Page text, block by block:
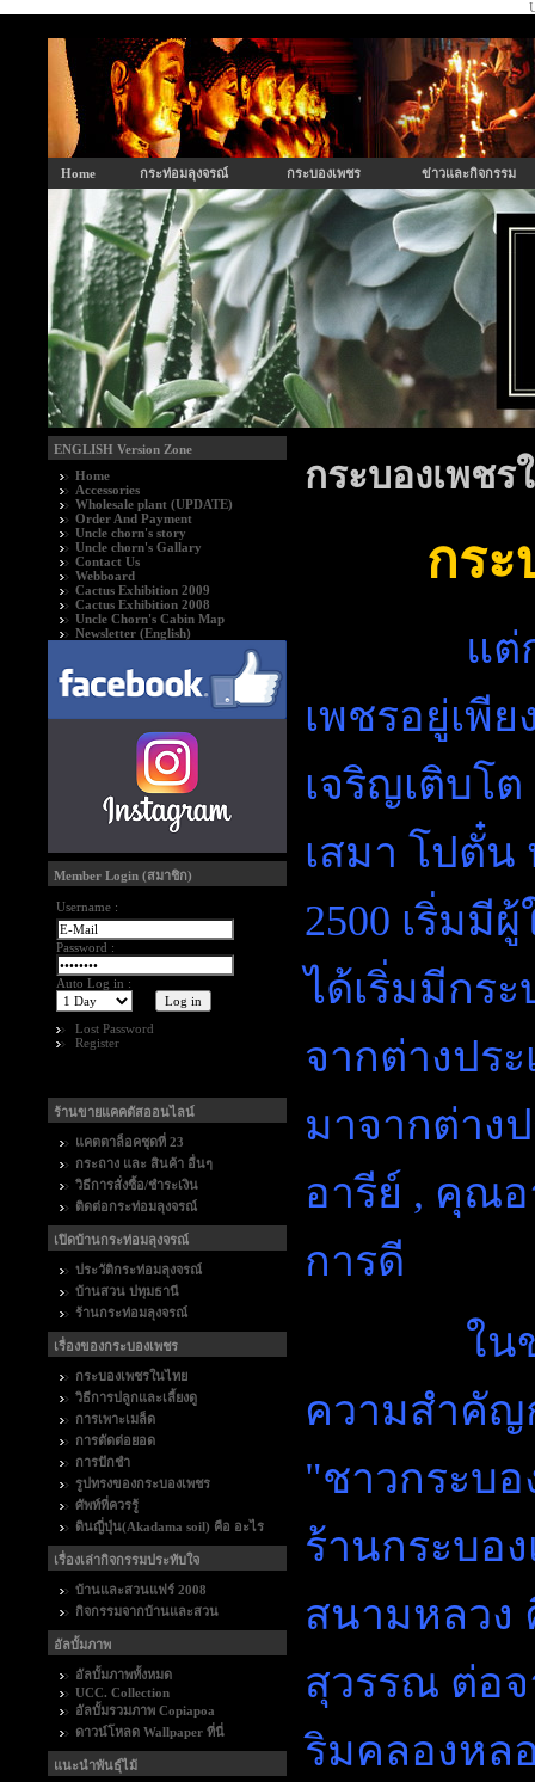
Home กระท่อมลุงจรณ์ กระบองเพชร ข่าวและกิจกรรม
ENGLISH Version Zone
Home
Accessories
Wholesale plant (UPDATE)
Order And Payment
Uncle chorn's story
Uncle chorn's Gallary
Contact Us
Webboard
Cactus Exhibition 2009
Cactus Exhibition 2008
Uncle Chorn's Cabin Map
Newsletter (English)
Member Login (สมาชิก)
Username :
Password :
Auto Log in :
Lost Password
Register
ร้านขายแคคตัสออนไลน์
แคตตาล็อคชุดที่ 23
กระถาง และ สินค้า อื่นๆ
วิธีการสั่งซื้อ/ชำระเงิน
ติดต่อกระท่อมลุงจรณ์
เปิดบ้านกระท่อมลุงจรณ์
ประวัติกระท่อมลุงจรณ์
บ้านสวน ปทุมธานี
ร้านกระท่อมลุงจรณ์
เรื่องของกระบองเพชร
กระบองเพชรในไทย
วิธีการปลูกและเลี้ยงดู
การเพาะเมล็ด
การตัดต่อยอด
การปักชำ
รูปทรงของกระบองเพชร
ศัพท์ที่ควรรู้
ดินญี่ปุ่น(Akadama soil) คือ อะไร
เรื่องเล่ากิจกรรมประทับใจ
บ้านและสวนแฟร์ 2008
กิจกรรมจากบ้านและสวน
อัลบั้มภาพ
อัลบั้มภาพทั้งหมด
UCC. Collection
อัลบั้มรวมภาพ Copiapoa
ดาวน์โหลด Wallpaper ที่นี่
แนะนำพันธุ์ไม้
กระบองเพชร
กระ
แต่
เพชรอยู่เพี
เจริญเติบโ
เสมา โปตั๋น
2500 เริ่ม
ได้เริ่มมีกร
จากต่างปร
มาจากต่าง
อารีย์ , คุณ
การดี
ในขณะที่
ความสำคัญ
"ชาวกระบ
ร้านกระบอ
สนามหลวง
สุวรรณ ต่อ
ริมคลองหล